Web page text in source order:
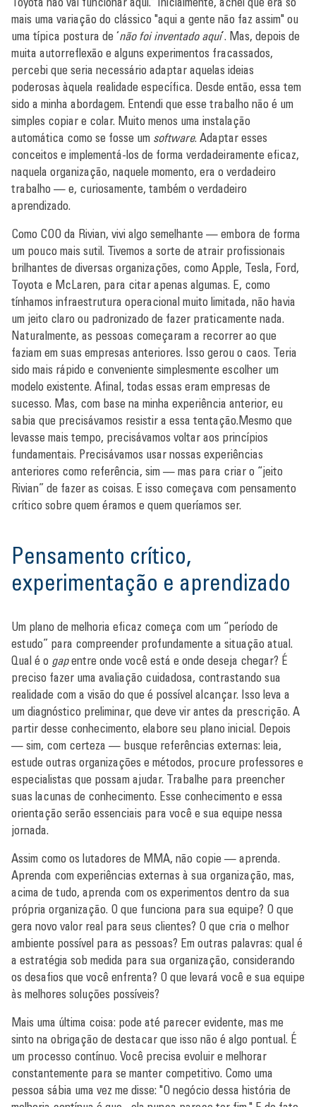
mais uma variação do clássico "aqui a gente não faz assim" ou
uma típica postura de ‘não foi inventado aqui’. Mas, depois de
muita autorreflexão e alguns experimentos fracassados,
percebi que seria necessário adaptar aquelas ideias
poderosas àquela realidade específica. Desde então, essa tem
sido a minha abordagem. Entendi que esse trabalho não é um
simples copiar e colar. Muito menos uma instalação
automática como se fosse um software. Adaptar esses
conceitos e implementá-los de forma verdadeiramente eficaz,
naquela organização, naquele momento, era o verdadeiro
trabalho — e, curiosamente, também o verdadeiro
aprendizado.
Como COO da Rivian, vivi algo semelhante — embora de forma
um pouco mais sutil. Tivemos a sorte de atrair profissionais
brilhantes de diversas organizações, como Apple, Tesla, Ford,
Toyota e McLaren, para citar apenas algumas. E, como
tínhamos infraestrutura operacional muito limitada, não havia
um jeito claro ou padronizado de fazer praticamente nada.
Naturalmente, as pessoas começaram a recorrer ao que
faziam em suas empresas anteriores. Isso gerou o caos. Teria
sido mais rápido e conveniente simplesmente escolher um
modelo existente. Afinal, todas essas eram empresas de
sucesso. Mas, com base na minha experiência anterior, eu
sabia que precisávamos resistir a essa tentação.Mesmo que
levasse mais tempo, precisávamos voltar aos princípios
fundamentais. Precisávamos usar nossas experiências
anteriores como referência, sim — mas para criar o “jeito
Rivian” de fazer as coisas. E isso começava com pensamento
crítico sobre quem éramos e quem queríamos ser.
Pensamento crítico,
experimentação e aprendizado
Um plano de melhoria eficaz começa com um “período de
estudo” para compreender profundamente a situação atual.
Qual é o gapentre onde você está e onde deseja chegar? É
preciso fazer uma avaliação cuidadosa, contrastando sua
realidade com a visão do que é possível alcançar. Isso leva a
um diagnóstico preliminar, que deve vir antes da prescrição. A
partir desse conhecimento, elabore seu plano inicial. Depois
— sim, com certeza — busque referências externas: leia,
estude outras organizações e métodos, procure professores e
especialistas que possam ajudar. Trabalhe para preencher
suas lacunas de conhecimento. Esse conhecimento e essa
orientação serão essenciais para você e sua equipe nessa
jornada.
Assim como os lutadores de MMA, não copie — aprenda.
Aprenda com experiências externas à sua organização, mas,
acima de tudo, aprenda com os experimentos dentro da sua
própria organização. O que funciona para sua equipe? O que
gera novo valor real para seus clientes? O que cria o melhor
ambiente possível para as pessoas? Em outras palavras: qual é
a estratégia sob medida para sua organização, considerando
os desafios que você enfrenta? O que levará você e sua equipe
às melhores soluções possíveis?
Mais uma última coisa: pode até parecer evidente, mas me
sinto na obrigação de destacar que isso não é algo pontual. É
um processo contínuo. Você precisa evoluir e melhorar
constantemente para se manter competitivo. Como uma
pessoa sábia uma vez me disse: "O negócio dessa história de